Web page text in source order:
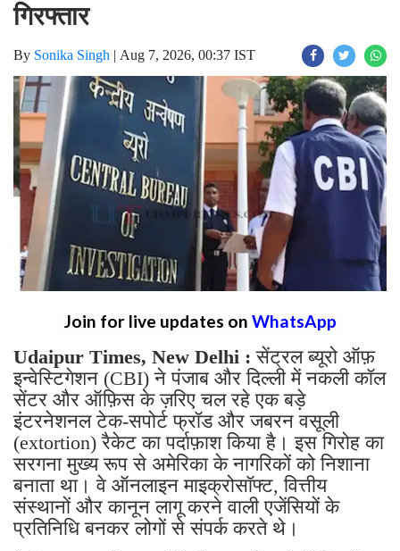
गिरफ्तार
By Sonika Singh Aug 7, 2026, 00:37 IST
Join for live updates on WhatsApp
Udaipur Times, New Delhi :सेंट्रल ब्यूरो ऑफ़
इन्वेस्टिगेशन (CBI) ने पंजाब और दिल्ली में नकली कॉल
सेंटर और ऑफ़िस के ज़रिए चल रहे एक बड़े
इंटरनेशनल टेक-सपोर्ट फ्रॉड और जबरन वसूली
(extortion) रैकेट का पर्दाफ़ाश किया है। इस गिरोह का
सरगना मुख्य रूप से अमेरिका के नागरिकों को निशाना
बनाता था। वे ऑनलाइन माइक्रोसॉफ्ट, वित्तीय
संस्थानों और कानून लागू करने वाली एजेंसियों के
प्रतिनिधि बनकर लोगों से संपर्क करते थे।